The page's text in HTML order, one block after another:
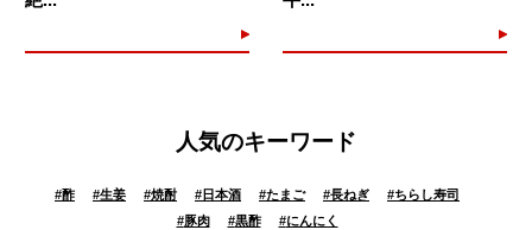
人気のキーワード
#酢 #生姜 #焼酎 #日本酒 #たまご #長ねぎ #ちらし寿司
#豚肉 #黒酢 #にんにく